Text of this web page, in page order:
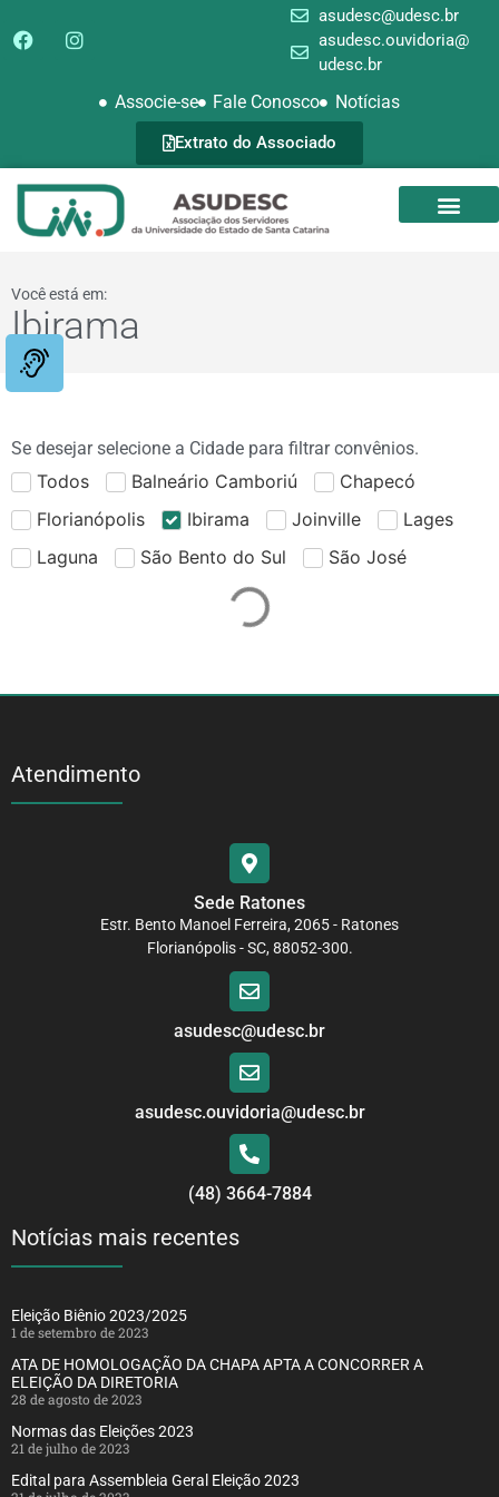
asudesc@udesc.br
asudesc.ouvidoria@
udesc.br
Associe-se Fale Conosco Notícias
Extrato do Associado
Você está em:
Ibirama
Se desejar selecione a Cidade para filtrar convênios.
Todos Balneário Camboriú
Chapecó
Florianópolis
Ibirama Joinville
Lages
Laguna
São Bento do Sul São José
Atendimento
Sede Ratones
Estr. Bento Manoel Ferreira, 2065 - Ratones
Florianópolis - SC, 88052-300.
asudesc@udesc.br
asudesc.ouvidoria@udesc.br
(48) 3664-7884
Notícias mais recentes
Eleição Biênio 2023/2025
1 de setembro de 2023
ATA DE HOMOLOGAÇÃO DA CHAPA APTA A CONCORRER A
ELEIÇÃO DA DIRETORIA
28 de agosto de 2023
Normas das Eleições 2023
21 de julho de 2023
Edital para Assembleia Geral Eleição 2023